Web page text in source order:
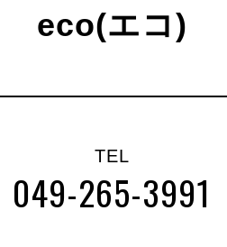
eco(エコ)
TEL
049-265-3991